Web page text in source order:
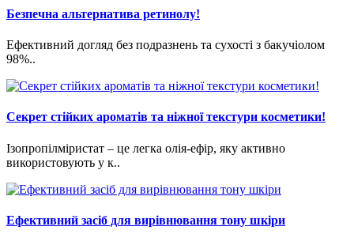
Безпечна альтернатива ретинолу!
Ефективний догляд без подразнень та сухості з бакучіолом
98%..
Cекрет стійких ароматів та ніжної текстури косметики!
Ізопропілміристат – це легка олія-ефір, яку активно
використовують у к..
Ефективний засіб для вирівнювання тону шкіри